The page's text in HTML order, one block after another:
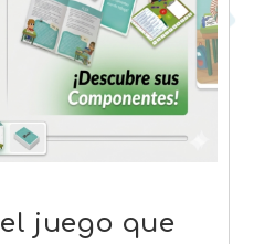
juego que